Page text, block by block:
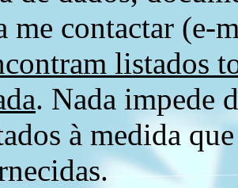
me contactar (e-
listados
. Nada impede
à medida